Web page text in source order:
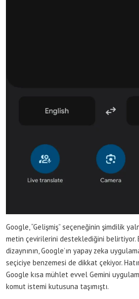
Google, “Gelişmiş” seçeneğinin şimdilik
metin çevirilerini desteklediğini belirtiyor.
dizaynının, Google’ın yapay zeka
seçiciye benzemesi de dikkat çekiyor.
Google kısa mühlet evvel Gemini
komut istemi kutusuna taşımıştı.